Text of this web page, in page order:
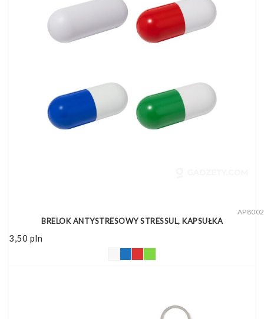
BRELOK ANTYSTRESOWY STRESSUL, KAPSUŁKA
3,50 pln